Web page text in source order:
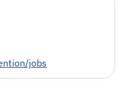
jobs